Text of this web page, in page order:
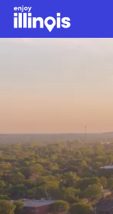
Aller au contenu